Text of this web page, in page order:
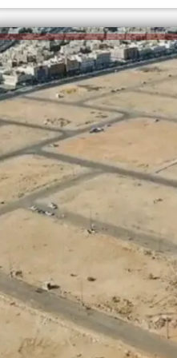
إلهام شرشر تكتب: دي مبقتش كورة..
دي سياسة